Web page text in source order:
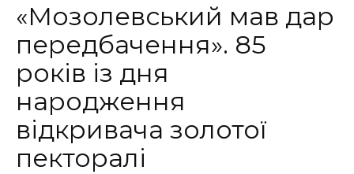
«Мозолевський мав дар
передбачення». 85
років із дня
народження
відкривача золотої
пекторалі